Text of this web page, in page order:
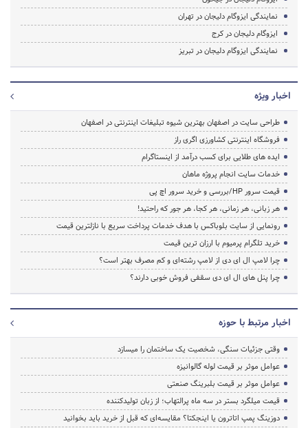
نمایندگی ایزوگام دلیجان در تهران
ایزوگام دلیجان در کرج
نمایندگی ایزوگام دلیجان در تبریز
اخبار ویژه
طراحی سایت در اصفهان بهترین شیوه تبلیغات اینترنتی در اصفهان
فروشگاه اینترنتی کشاورزی اگری راز
ایده های طلایی برای کسب درآمد از اینستاگرام
خدمات سایت انجام پروژه ماهان
قیمت سرور HP/بررسی و خرید سرور اچ پی
هر زبانی، هر زمانی، هر کجا، هر جور که راحتید!
رونمایی از سایت بلوباکس با هدف خدمات پرداخت سریع با نازلترین قیمت
خرید تلگرام پرمیوم با ارزان ترین قیمت
چرا لامپ ال ای دی از لامپ رشته‌ای و کم مصرف بهتر است؟
چرا پنل های ال ای دی سقفی فروش خوبی دارند؟
اخبار مرتبط با حوزه
وقتی جزئیات سنگی، شخصیت یک ساختمان را میسازد
عوامل موثر بر قیمت لوله گالوانیزه
عوامل موثر بر قیمت بلبرینگ صنعتی
قیمت میلگرد بستر در سه ماه پرالتهاب؛ از زبان تولیدکننده
دوزینگ پمپ اتاترون یا اینجکتا؟ مقایسه‌ای که قبل از خرید باید بخوانید